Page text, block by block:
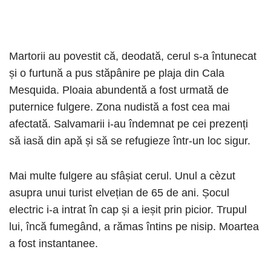
Martorii au povestit că, deodată, cerul s-a întunecat
și o furtună a pus stăpânire pe plaja din Cala
Mesquida. Ploaia abundentă a fost urmată de
puternice fulgere. Zona nudistă a fost cea mai
afectată. Salvamarii i-au îndemnat pe cei prezenți
să iasă din apă și să se refugieze într-un loc sigur.
Mai multe fulgere au sfâșiat cerul. Unul a cèzut
asupra unui turist elvețian de 65 de ani. Șocul
electric i-a intrat în cap și a ieșit prin picior. Trupul
lui, încă fumegând, a rămas întins pe nisip. Moartea
a fost instantanee.